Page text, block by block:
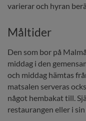
varierar och hyran
Måltider
Den som bor på
middag i den
och middag hämtas
matsalen serveras
något hembakat till.
restaurangen eller i